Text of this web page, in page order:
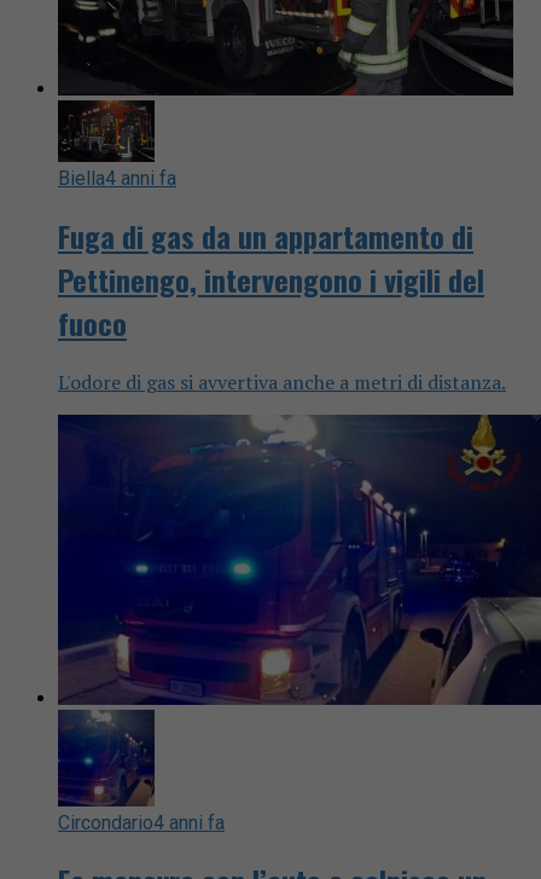
Biella4 anni fa
Fuga di gas da un appartamento di
Pettinengo, intervengono i vigili del
fuoco
L'odore di gas si avvertiva anche a metri di distanza.
Circondario4 anni fa